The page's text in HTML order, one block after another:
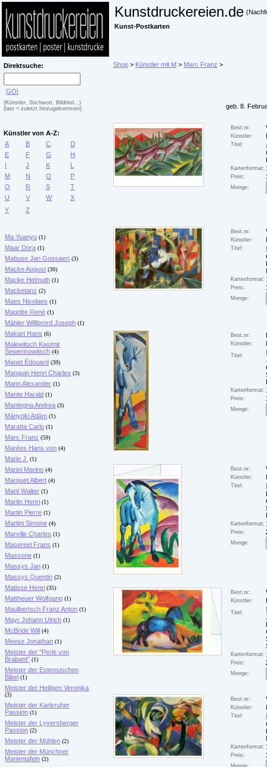
Kunstdruckereien.de
Kunst-Postkarten
Direktsuche:
GO!
(Künstler, Stichwort, Bildtitel...)
(last = zuletzt hinzugekommen)
Künstler von A-Z:
A
B C
D
E
F G
H
I
J K
L
M
N O
P
Q
R S
T
U
V W
X
Y
Z
Ma Yuanyu (1)
Maar Dora (1)
Mabuse Jan Gossaert (3)
Macke August (30)
Macke Helmuth (1)
Macketanz (2)
Maes Nicolaes (1)
Magritte René (1)
Mähler Willibrord Joseph (1)
Makart Hans (6)
Malewitsch Kasimir
Sewerinowitsch (4)
Manet Édouard (39)
Manguin Henri Charles (3)
Mann Alexander (1)
Mante Harald (1)
Mantegna Andrea (3)
Mányoki Adám (1)
Maratta Carlo (1)
Marc Franz (59)
Marées Hans von (4)
Marin J. (1)
Marini Marino (4)
Marquet Albert (4)
Marti Walter (1)
Martin Henri (1)
Martin Pierre (1)
Martini Simone (4)
Marville Charles (1)
Masereel Frans (1)
Massone (1)
Massys Jan (1)
Massys Quentin (2)
Matisse Henri (35)
Mattheuer Wolfgang (1)
Maulbertsch Franz Anton (1)
Mayr Johann Ulrich (1)
McBride Will (4)
Meese Jonathan (1)
Meister der "Perle von
Brabant" (1)
Meister der Estensischen
Bibel (1)
Meister der Heiligen Veronika
(3)
Meister der Karlsruher
Passion (1)
Meister der Lyversberger
Passion (2)
Meister der Mühlen (2)
Meister der Münchner
Marientafeln (2)
Shop > Künstler mit M > Marc Franz >
geb. 8.
Best.nr:
Künstler:
Titel:
Kartenformat:
Preis:
Menge:
Best.nr:
Künstler:
Titel:
Kartenformat:
Preis:
Menge:
Best.nr:
Künstler:
Titel:
Kartenformat:
Preis:
Menge:
Best.nr:
Künstler:
Titel:
Kartenformat:
Preis:
Menge:
Best.nr:
Künstler:
Titel:
Kartenformat:
Preis:
Menge:
Best.nr:
Künstler:
Titel:
Kartenformat:
Preis:
Menge: